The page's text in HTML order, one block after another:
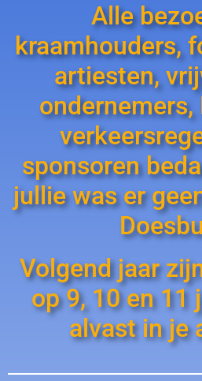
Alle
kraamhouders,
artiesten,
ondernemers,
sponsoren
jullie was er
Volgend jaar
op 9, 10 en 11
alvast in je